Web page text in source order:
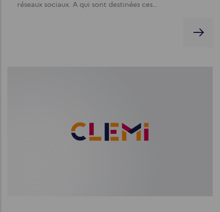
réseaux sociaux. A qui sont destinées ces…